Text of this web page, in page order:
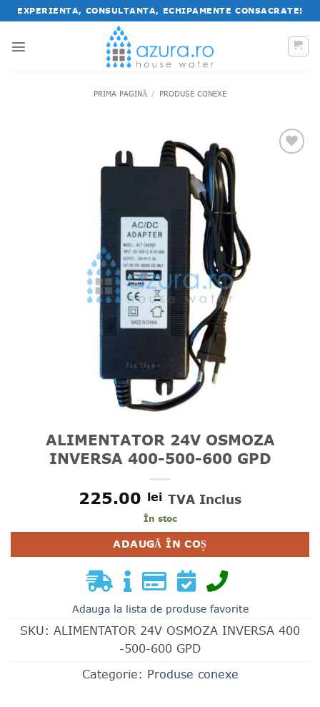
Salt
la
conținut
EXPERIENTA, CONSULTANTA, ECHIPAMENTE CONSACRATE!
PRIMA PAGINĂ / PRODUSE CONEXE
ALIMENTATOR 24V OSMOZA
INVERSA 400-500-600 GPD
225.00 lei TVA Inclus
În stoc
ADAUGĂ ÎN COȘ
Adauga la lista de produse favorite
SKU: ALIMENTATOR 24V OSMOZA INVERSA 400
-500-600 GPD
Categorie: Produse conexe